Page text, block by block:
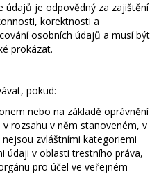
údajů je odpovědný za zajištění
korektnosti a
osobních údajů a musí být
prokázat.
pokud:
nebo na základě oprávnění
rozsahu v něm stanoveném, v
zvláštními kategoriemi
údaji v oblasti trestního práva,
pro účel ve veřejném